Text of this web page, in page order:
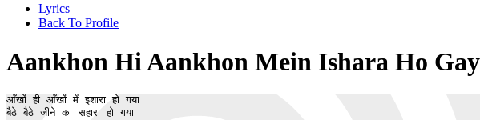
Lyrics
Back To Profile
Aankhon Hi Aankhon Mein Ishara Ho
आँखों ही आँखों में इशारा हो गया
बैठे बैठे जीने का सहारा हो गया